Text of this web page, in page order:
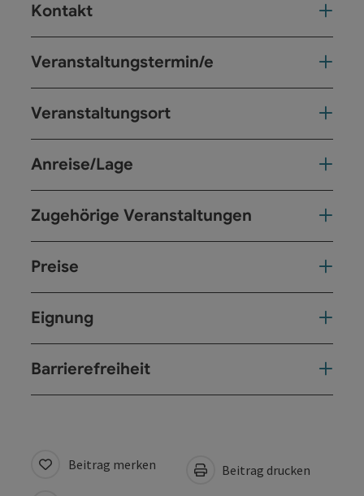
Kontakt
Veranstaltungstermin/e
Veranstaltungsort
Anreise/Lage
Zugehörige Veranstaltungen
Preise
Eignung
Barrierefreiheit
Beitrag merken Beitrag drucken